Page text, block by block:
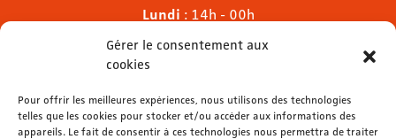
Gérer le consentement aux
cookies
Pour offrir les meilleures expériences, nous utilisons des technologies
telles que les cookies pour stocker et/ou accéder aux informations des
appareils. Le fait de consentir à ces technologies nous permettra de traiter
Lundi : 14h - 00h
Mardi & mercredi
Jeudi
Dimanche: 11h - 00h